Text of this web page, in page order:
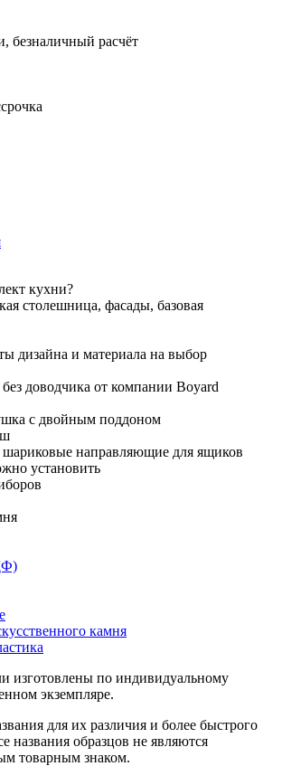
безналичный расчёт
кухни?
столешница, фасады, базовая
дизайна и материала на выбор
доводчика от компании Boyard
с двойным поддоном
направляющие для ящиков
установить
камня
изготовлены по индивидуальному
экземпляре.
для их различия и более быстрого
названия образцов не являются
товарным знаком.